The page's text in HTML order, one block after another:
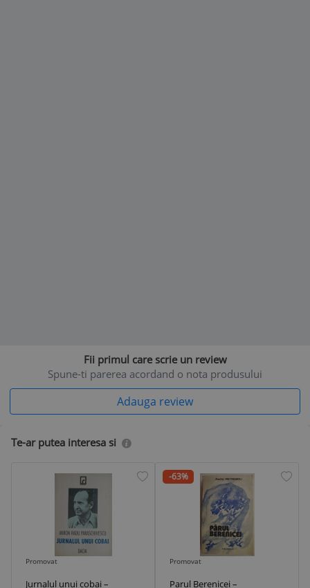
Fii primul care scrie un review
Spune-ti parerea acordand o nota produsului
Adauga review
Te-ar putea interesa si
Promovat
Jurnalul unui cobai –
-63%
Promovat
Parul Berenicei –